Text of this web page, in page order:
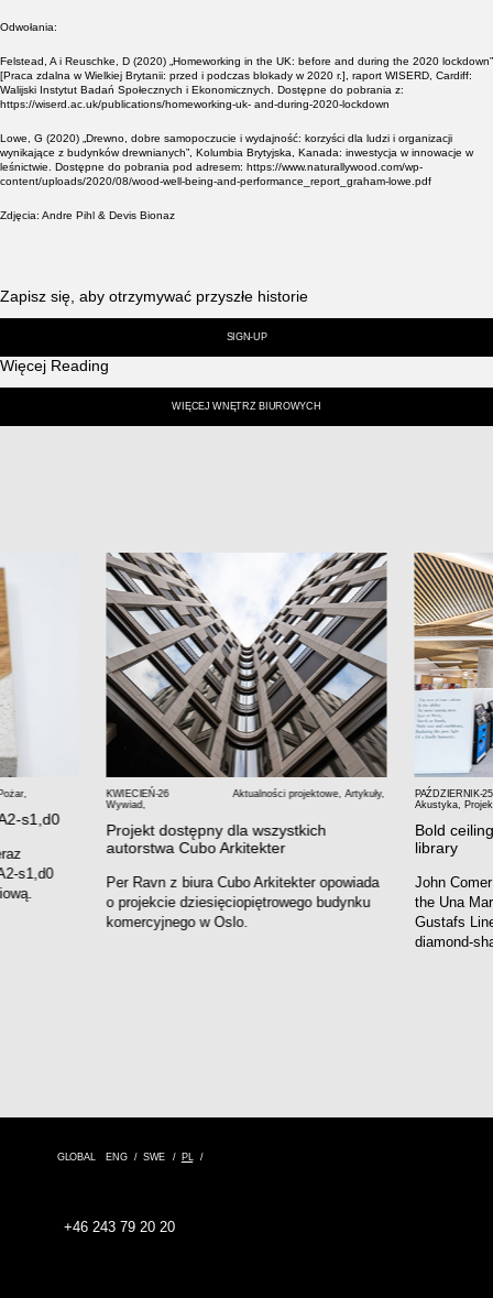
Odwołania:
Felstead, A i Reuschke, D (2020) „Homeworking in the UK: before and during the 2020 lockdown”
[Praca zdalna w Wielkiej Brytanii: przed i podczas blokady w 2020 r.], raport WISERD, Cardiff:
Walijski Instytut Badań Społecznych i Ekonomicznych. Dostępne do pobrania z:
https://wiserd.ac.uk/publications/homeworking-uk- and-during-2020-lockdown
Lowe, G (2020) „Drewno, dobre samopoczucie i wydajność: korzyści dla ludzi i organizacji
wynikające z budynków drewnianych”, Kolumbia Brytyjska, Kanada: inwestycja w innowacje w
leśnictwie. Dostępne do pobrania pod adresem: https://www.naturallywood.com/wp-
content/uploads/2020/08/wood-well-being-and-performance_report_graham-lowe.pdf
Zdjęcia: Andre Pihl & Devis Bionaz
Zapisz się, aby otrzymywać przyszłe historie
SIGN-UP
Więcej Reading
WIĘCEJ WNĘTRZ BIUROWYCH
,
s1,d0
s1,d0
KWIECIEŃ-26 Aktualności projektowe, Artykuły,
Wywiad,
Projekt dostępny dla wszystkich
autorstwa Cubo Arkitekter
Per Ravn z biura Cubo Arkitekter opowiada
o projekcie dziesięciopiętrowego budynku
komercyjnego w Oslo.
PAŹDZIERNIK-25
Akustyka,
Bold
library
John
the Una
Gustafs
diamond-
GLOBAL ENG SWE PL
+46 243 79 20 20